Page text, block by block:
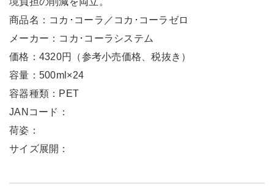
商品名：コカ･コーラ／コカ･コーラゼロ
メーカー：コカ･コーラシステム
価格：4320円（参考小売価格、税抜き）
容量：500ml×24
容器種類：PET
JANコード：
荷姿：
サイズ展開：